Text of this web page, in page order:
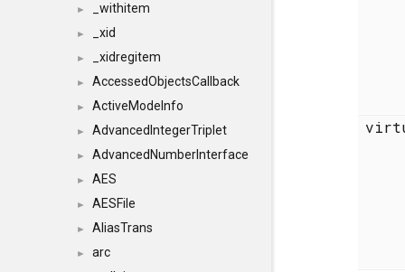
► _withitem
► _xid
► _xidregitem
► AccessedObjectsCallback
► ActiveModeInfo
► AdvancedIntegerTriplet
► AdvancedNumberInterface
► AES
► AESFile
► AliasTrans
► arc